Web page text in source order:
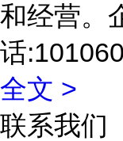
和经营。
话
全文 >
联系我们